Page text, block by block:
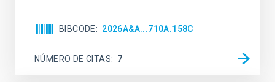
BIBCODE 2026A&A...710A.158C
NÚMERO DE CITAS 7